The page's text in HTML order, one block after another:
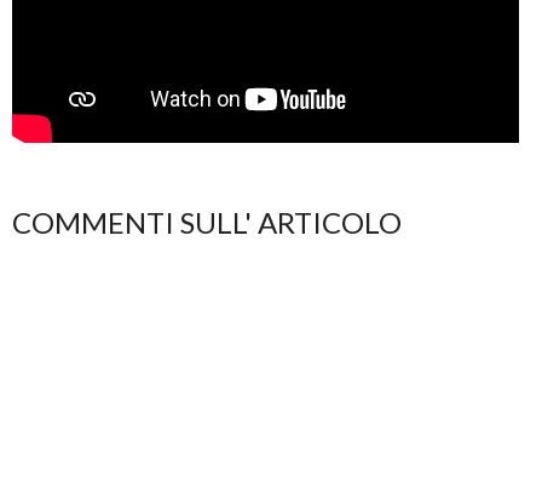
COMMENTI SULL' ARTICOLO